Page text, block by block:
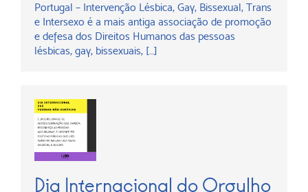
Portugal – Intervenção Lésbica, Gay, Bissexual, Trans
e Intersexo é a mais antiga associação de promoção
e defesa dos Direitos Humanos das pessoas
lésbicas, gay, bissexuais, […]
Dia Internacional do Orgulho